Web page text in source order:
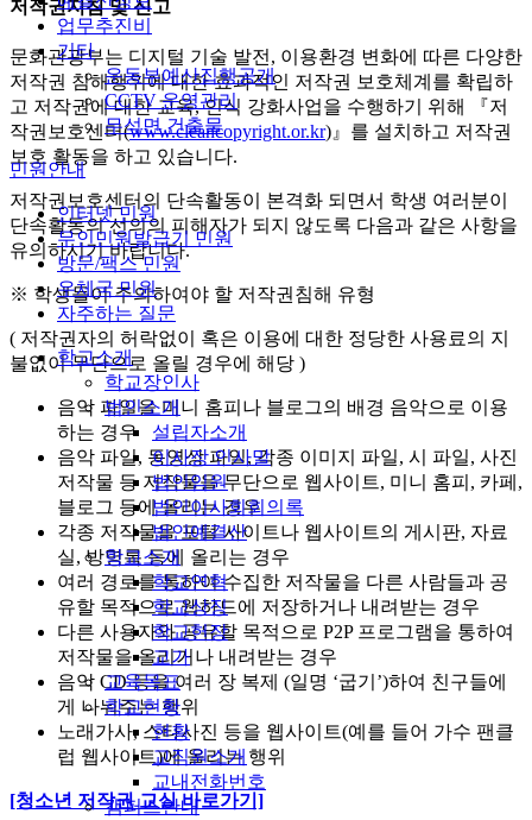
업무추진비
기타
운동부예산집행공개
CCTV 운영관리
무석면 건출물
민원안내
인터넷 민원
무인민원발급기 민원
방문/팩스 민원
우체국 민원
자주하는 질문
학교소개
학교장인사
법인소개
설립자소개
이사장 인사말
법인임원
법인이사회회의록
법인예결산
학교소개
학교연혁
학교상징
학교헌장
교가
교육목표
학교현황
현황
교직원소개
교내전화번호
캠퍼스안내
저작권지침 및 신고
문화관광부는 디지털 기술 발전, 이용환경 변화에 따른 다양한
저작권 침해행위에 대한 효과적인 저작권 보호체계를 확립하
고 저작권에 대한 교육, 인식 강화사업을 수행하기 위해 『저
작권보호센터(www.cleancopyright.or.kr)』를 설치하고 저작권
보호 활동을 하고 있습니다.
저작권보호센터의 단속활동이 본격화 되면서 학생 여러분이
단속활동의 선의의 피해자가 되지 않도록 다음과 같은 사항을
유의하시기 바랍니다.
※ 학생들이 주의하여야 할 저작권침해 유형
( 저작권자의 허락없이 혹은 이용에 대한 정당한 사용료의 지
불없이 무단으로 올릴 경우에 해당 )
음악 파일을 미니 홈피나 블로그의 배경 음악으로 이용
하는 경우
음악 파일, 동영상 파일, 각종 이미지 파일, 시 파일, 사진
저작물 등 저작물을 무단으로 웹사이트, 미니 홈피, 카페,
블로그 등에 올리는 경우
각종 저작물을 포털 사이트나 웹사이트의 게시판, 자료
실, 방명록 등에 올리는 경우
여러 경로를 통하여 수집한 저작물을 다른 사람들과 공
유할 목적으로 웹하드에 저장하거나 내려받는 경우
다른 사용자와 공유할 목적으로 P2P 프로그램을 통하여
저작물을 올리거나 내려받는 경우
음악 CD 등을 여러 장 복제 (일명 ‘굽기’)하여 친구들에
게 나눠주는 행위
노래가사, 스타사진 등을 웹사이트(예를 들어 가수 팬클
럽 웹사이트)에 올리는 행위
[청소년 저작권 교실 바로가기]